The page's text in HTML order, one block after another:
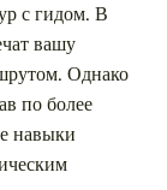
с гидом. В
вашу
Однако
по более
навыки